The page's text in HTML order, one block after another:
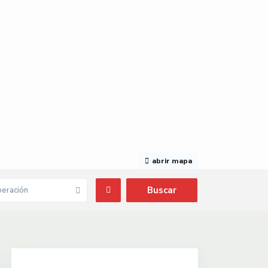
abrir mapa